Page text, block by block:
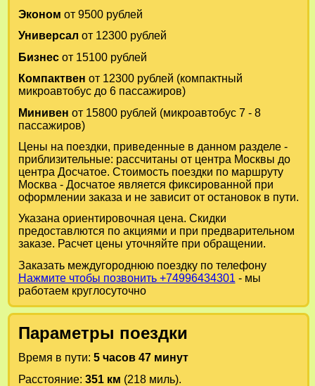
Эконом от 9500 рублей
Универсал от 12300 рублей
Бизнесот 15100 рублей
Компактвен от 12300 рублей (компактный
микроавтобус до 6 пассажиров)
Минивен от 15800 рублей (микроавтобус 7 - 8
пассажиров)
Цены на поездки, приведенные в данном разделе -
приблизительные: рассчитаны от центра Москвы до
центра Досчатое. Стоимость поездки по маршруту
Москва - Досчатое является фиксированной при
оформлении заказа и не зависит от остановок в пути.
Указана ориентировочная цена. Скидки
предоставлются по акциями и при предварительном
заказе. Расчет цены уточняйте при обращении.
Заказать междугороднюю поездку по телефону
Нажмите чтобы позвонить +74996434301 - мы
работаем круглосуточно
Параметры поездки
Время в пути: 5 часов 47 минут
Расстояние: 351 км (218 миль).